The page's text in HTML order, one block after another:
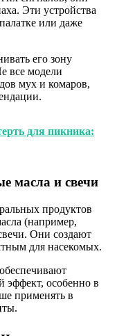
Эти устройства
или даже
его зону
все модели
мух и комаров,
для пикника:
масла и свечи
продуктов
(например,
Они создают
для насекомых.
эффект, особенно в
применять в